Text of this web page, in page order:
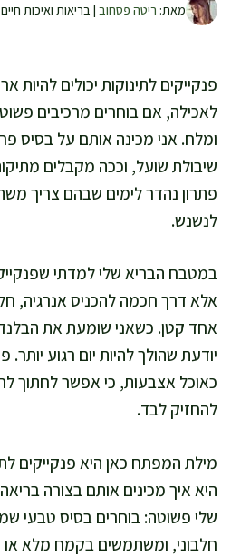
מאת: ריטה פסחוב | בריאות ואיכות חיים
פנקייקים לתינוקות יכולים להיות
לאכילה, אם בוחרים מרכיבים
ומלח. אני מכינה אותם על בסיס
שיבולת שועל, וככה מקבלים
פתרון נהדר לימים שבהם צריך
לנשנש.
במטבח הבריא שלי למדתי שפנקייק
אלא דרך חכמה להכניס אנרגיה,
אחד קטן. כשאני שומעת את
יודעת שהולך להיות יום רגוע יותר.
כאוכל אצבעות, כי אפשר לחתוך
להחזיק לבד.
מילת המפתח כאן היא פנקייקים
היא איך מכינים אותם בצורה
שלי פשוטה: בוחרים בסיס טבעי
חלבוני, ומשתמשים בקמח מלא או